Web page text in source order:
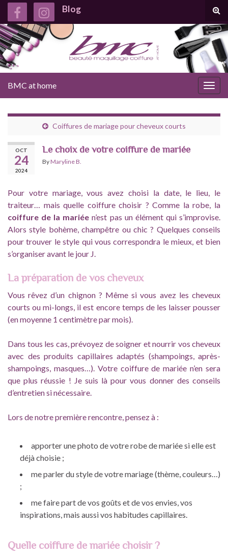
Blog
BMC at home
Coiffures de mariage pour cheveux courts
OCT
24
2024
Le choix de votre coiffure de mariée
ByMaryline B.
Pour votre mariage, vous avez choisi la date, le lieu, le
traiteur… mais quelle coiffure choisir ? Comme la robe, la
coiffure de la mariée n’est pas un élément qui s’improvise.
Alors style bohème, champêtre ou chic ? Quelques conseils
pour trouver le style qui vous correspondra le mieux, et bien
s’organiser avant le jour J.
La préparation de vos cheveux
Vous rêvez d’un chignon ? Même si vous avez les cheveux
courts ou mi-longs, il est encore temps de les laisser pousser
(en moyenne 1 centimètre par mois).
Dans tous les cas, prévoyez de soigner et nourrir vos cheveux
avec des produits capillaires adaptés (shampoings, après-
shampoings, masques…). Votre coiffure de mariée n’en sera
que plus réussie ! Je suis là pour vous donner des conseils
d’entretien si nécessaire.
Lors de notre première rencontre, pensez à :
apporter une photo de votre robe de mariée si elle est
déjà choisie ;
me parler du style de votre mariage (thème, couleurs…)
;
me faire part de vos goûts et de vos envies, vos
inspirations, mais aussi vos habitudes capillaires.
Quelle coiffure de mariée choisir ?